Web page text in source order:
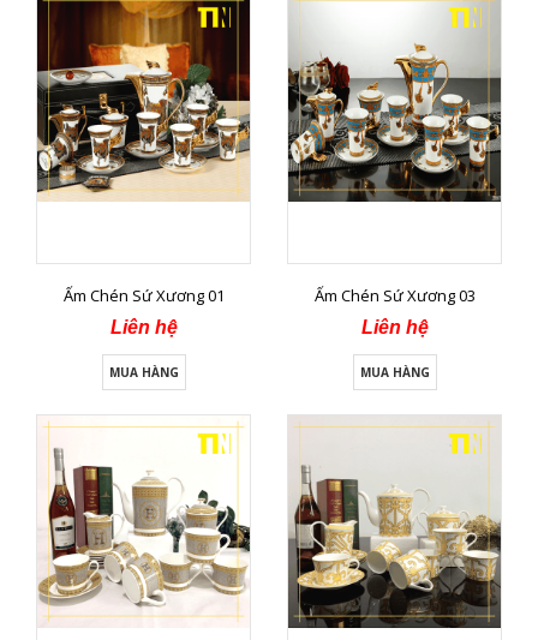
Ấm Chén Sứ Xương 01
Liên hệ
MUA HÀNG
Ấm Chén Sứ Xương 03
Liên hệ
MUA HÀNG